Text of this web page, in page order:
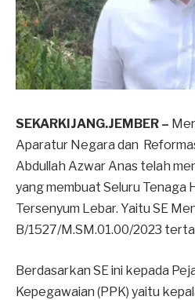
SEKARKIJANG.JEMBER –
Aparatur Negara dan
Abdullah Azwar Anas telah
yang membuat Seluru Tenaga
Tersenyum Lebar. Yaitu SE
B/1527/M.SM.01.00/2023
Berdasarkan SE ini kepada
Kepegawaian (PPK) yaitu